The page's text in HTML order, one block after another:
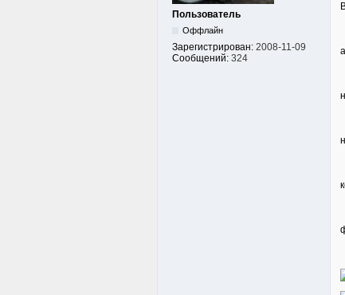
Пользователь
Оффлайн
Зарегистрирован: 2008-11-09
Сообщений: 324